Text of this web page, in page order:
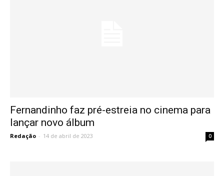
Fernandinho faz pré-estreia no cinema para
lançar novo álbum
Redação - 14 de abril de 2023 0